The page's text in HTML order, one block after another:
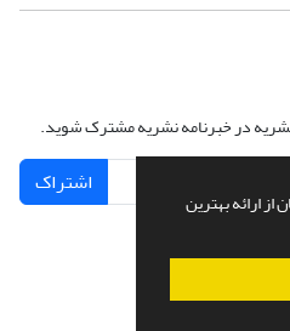
ارائه بهترین
نشریه در خبرنامه نشریه مشترک شوید.
اشتراک
پیاده سازی ازسیناوب